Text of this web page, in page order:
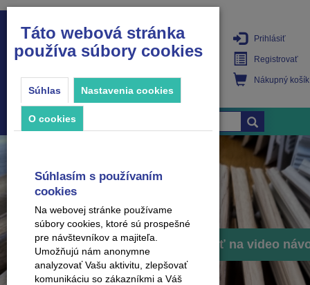
PRODUKTY
Prihlásiť
Registrovať
Nákupný košík
Prejsť na video
Táto webová stránka
používa súbory cookies
Súhlas Nastavenia cookies
O cookies
Súhlasím s používaním
cookies
Na webovej stránke používame
súbory cookies, ktoré sú prospešné
pre návštevníkov a majiteľa.
Umožňujú nám anonymne
analyzovať Vašu aktivitu, zlepšovať
komunikáciu so zákazníkmi a Váš